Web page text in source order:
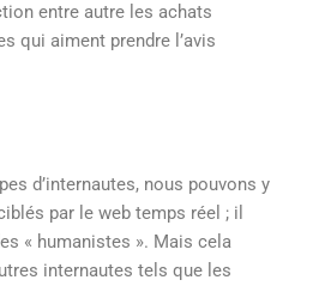
entre autre les achats
qui aiment prendre l’avis
d’internautes, nous pouvons y
par le web temps réel ; il
« humanistes ». Mais cela
internautes tels que les